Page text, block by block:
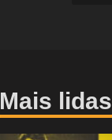
Mais lidas